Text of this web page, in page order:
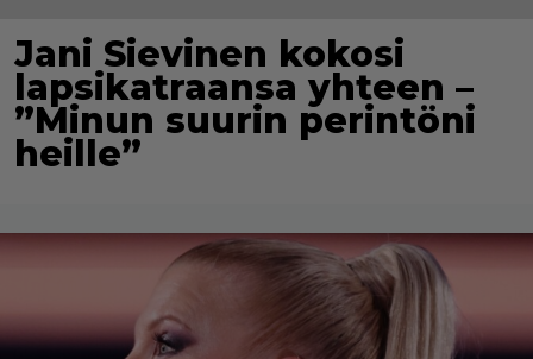
Jani Sievinen kokosi
lapsikatraansa yhteen –
”Minun suurin perintöni
heille”